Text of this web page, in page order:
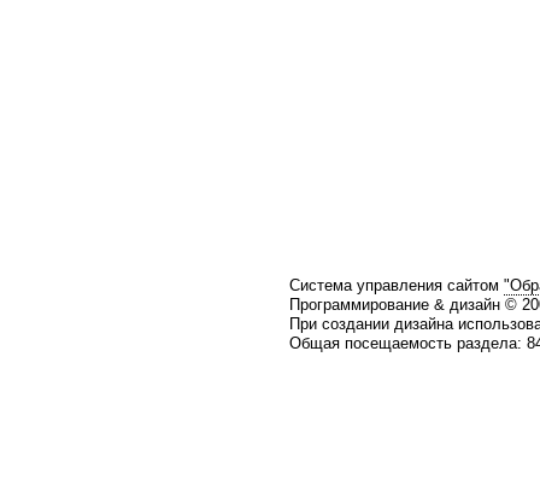
Система управления сайтом
Программирование & дизайн ©
При создании дизайна
Общая посещаемость раздела: